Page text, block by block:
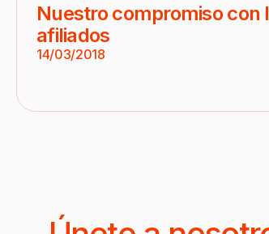
Nuestro compromiso con
afiliados
14/03/2018